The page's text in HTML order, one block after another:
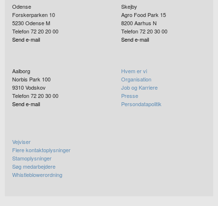
Odense
Forskerparken 10
5230Odense M
Telefon 72 20 20 00
Send e-mail
Skejby
Agro Food Park 15
8200Aarhus N
Telefon 72 20 30 00
Send e-mail
Aalborg
Norbis Park 100
9310Vodskov
Telefon 72 20 30 00
Send e-mail
Hvem er vi
Organisation
Job og Karriere
Presse
Persondatapolitik
Vejviser
Flere kontaktoplysninger
Stamoplysninger
Søg medarbejdere
Whistleblowerordning